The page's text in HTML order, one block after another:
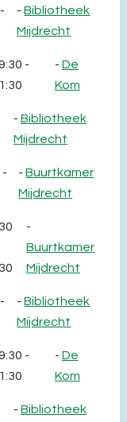
-Bibliotheek
Mijdrecht
-
- De
Kom
-Bibliotheek
Mijdrecht
-
-Buurtkamer
Mijdrecht
-
Buurtkamer
Mijdrecht
-Bibliotheek
Mijdrecht
-
- De
Kom
-Bibliotheek